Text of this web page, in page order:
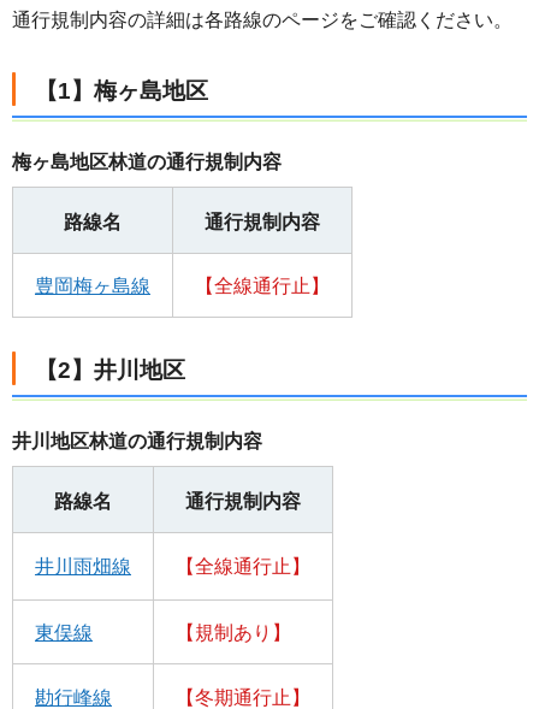
通行規制内容の詳細は各路線のページをご確認ください。
【1】梅ヶ島地区
梅ヶ島地区林道の通行規制内容
路線名 通行規制内容
豊岡梅ヶ島線 【全線通行止】
【2】井川地区
井川地区林道の通行規制内容
路線名 通行規制内容
井川雨畑線 【全線通行止】
東俣線 【規制あり 】
勘行峰線 【冬期通行止】